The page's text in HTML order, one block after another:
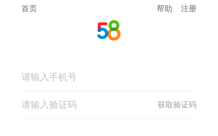
首页 帮助 注册
获取验证码